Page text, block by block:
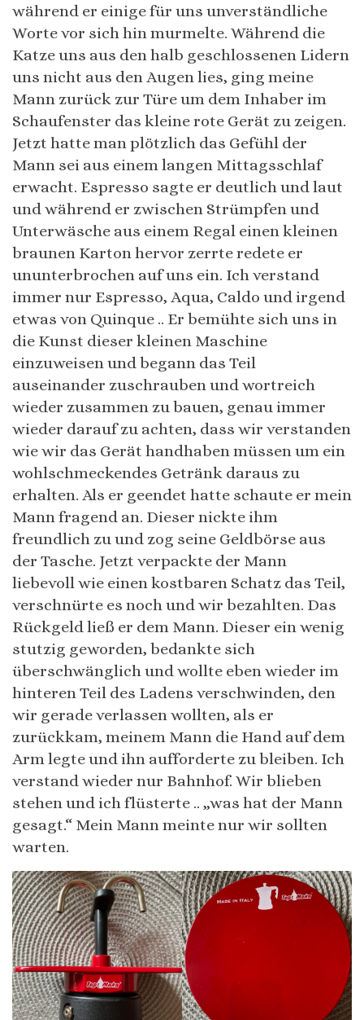
während er einige für uns unverständliche
Worte vor sich hin murmelte. Während die
Katze uns aus den halb geschlossenen Lidern
uns nicht aus den Augen lies, ging meine
Mann zurück zur Türe um dem Inhaber im
Schaufenster das kleine rote Gerät zu zeigen.
Jetzt hatte man plötzlich das Gefühl der
Mann sei aus einem langen Mittagsschlaf
erwacht. Espresso sagte er deutlich und laut
und während er zwischen Strümpfen und
Unterwäsche aus einem Regal einen kleinen
braunen Karton hervor zerrte redete er
ununterbrochen auf uns ein. Ich verstand
immer nur Espresso, Aqua, Caldo und irgend
etwas von Quinque .. Er bemühte sich uns in
die Kunst dieser kleinen Maschine
einzuweisen und begann das Teil
auseinander zuschrauben und wortreich
wieder zusammen zu bauen, genau immer
wieder darauf zu achten, dass wir verstanden
wie wir das Gerät handhaben müssen um ein
wohlschmeckendes Getränk daraus zu
erhalten. Als er geendet hatte schaute er mein
Mann fragend an. Dieser nickte ihm
freundlich zu und zog seine Geldbörse aus
der Tasche. Jetzt verpackte der Mann
liebevoll wie einen kostbaren Schatz das Teil,
verschnürte es noch und wir bezahlten. Das
Rückgeld ließ er dem Mann. Dieser ein wenig
stutzig geworden, bedankte sich
überschwänglich und wollte eben wieder im
hinteren Teil des Ladens verschwinden, den
wir gerade verlassen wollten, als er
zurückkam, meinem Mann die Hand auf dem
Arm legte und ihn aufforderte zu bleiben. Ich
verstand wieder nur Bahnhof. Wir blieben
stehen und ich flüsterte .. „was hat der Mann
gesagt.“ Mein Mann meinte nur wir sollten
warten.